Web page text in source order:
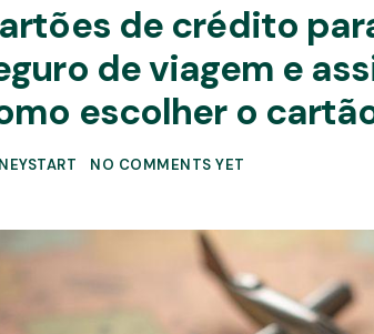
de crédito
de viagem e
escolher o
NO COMMENTS YET